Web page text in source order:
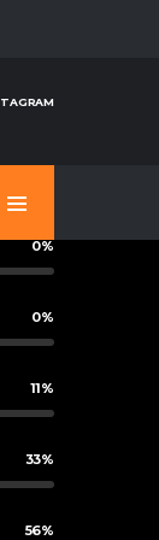
0%
0%
11%
33%
56%